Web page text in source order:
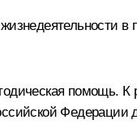
помощь.